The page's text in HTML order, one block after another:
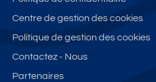
Centre de gestion des cookies
Politique de gestion des cookies
Contactez - Nous
Partenaires